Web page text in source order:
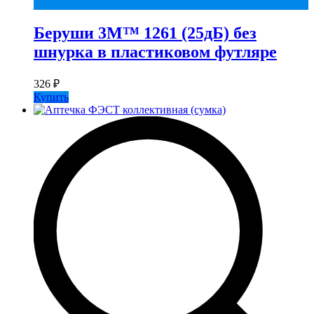
Беруши 3М™ 1261 (25дБ) без
шнурка в пластиковом футляре
326 ₽
Купить